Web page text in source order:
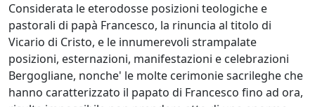
Considerata le eterodosse posizioni teologiche e
pastorali di papà Francesco, la rinuncia al titolo di
Vicario di Cristo, e le innumerevoli strampalate
posizioni, esternazioni, manifestazioni e celebrazioni
Bergogliane, nonche' le molte cerimonie sacrileghe che
hanno caratterizzato il papato di Francesco fino ad ora,